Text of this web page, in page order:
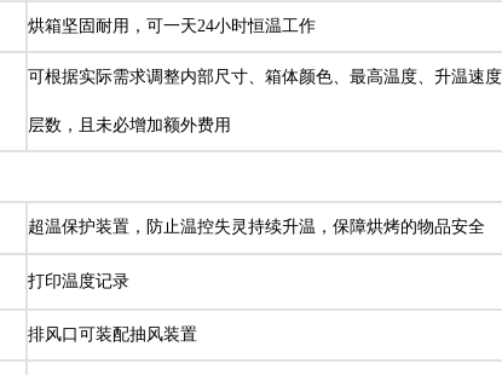
烘箱坚固耐用，可一天24小时恒温工作
可根据实际需求调整内部尺寸、箱体颜色、最高温度、升温速
层数，且未必增加额外费用
超温保护装置，防止温控失灵持续升温，保障烘烤的物品安全
打印温度记录
排风口可装配抽风装置